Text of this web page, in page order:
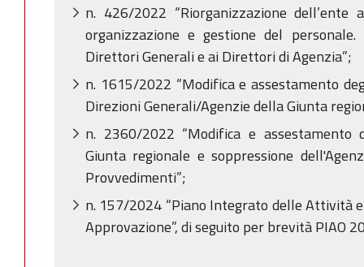
n. 426/2022 “Riorganizzazione
organizzazione e gestione del
Direttori Generali e ai Direttori di Agenzia”;
n. 1615/2022 “Modifica e assestamento
Direzioni Generali/Agenzie della Giunta
n. 2360/2022 “Modifica e
Giunta regionale e soppressione
Provvedimenti”;
n. 157/2024 “Piano Integrato delle Attività
Approvazione”, di seguito per brevità PIAO